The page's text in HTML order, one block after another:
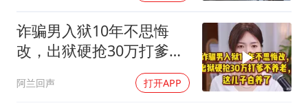
诈骗男入狱10年不思悔
改，出狱硬抢30万打爹不
养老，这儿子白养了
阿兰回声 打开APP